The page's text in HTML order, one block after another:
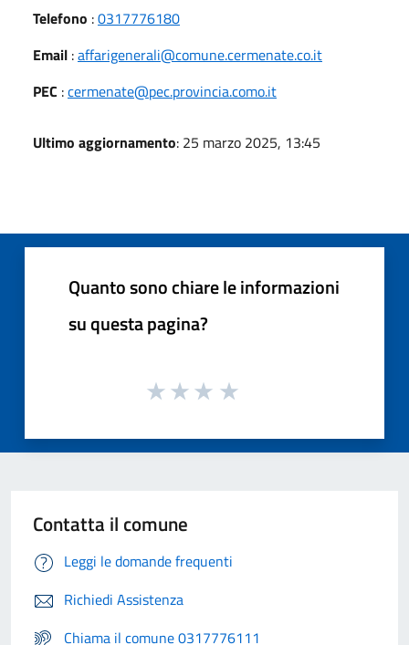
Telefono :0317776180
Email :affarigenerali@comune.cermenate.co.it
PEC :cermenate@pec.provincia.como.it
Ultimo aggiornamento: 25 marzo 2025, 13:45
Quanto sono chiare le informazioni
su questa pagina?
Contatta il comune
Leggi le domande frequenti
Richiedi Assistenza
Chiama il comune 0317776111